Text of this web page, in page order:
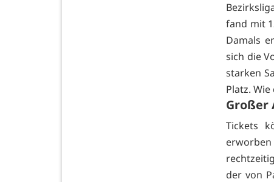
fand mit
Damals
sich die
starken
Platz.
Großer
Tickets
der von